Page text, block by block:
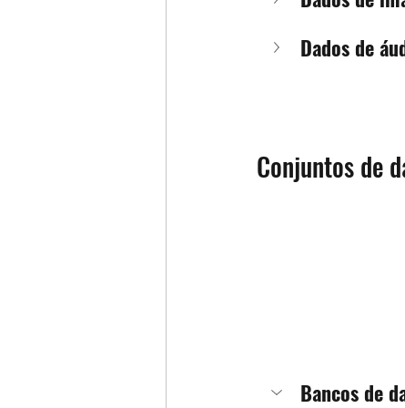
Dados de
Conjuntos de
Bancos de